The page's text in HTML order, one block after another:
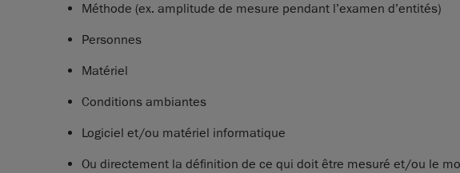
Méthode (ex. amplitude de mesure pendant l’examen d’entités)
Personnes
Matériel
Conditions ambiantes
Logiciel et/ou matériel informatique
Ou directement la définition de ce qui doit être mesuré et/ou le